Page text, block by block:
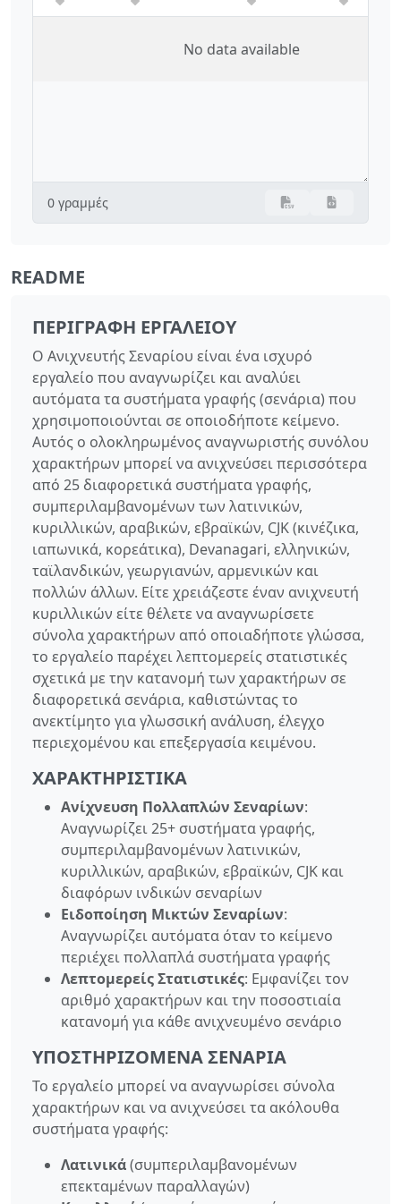
No data available
0 γραμμές
README
ΠΕΡΙΓΡΑΦΉ ΕΡΓΑΛΕΊΟΥ
Ο Ανιχνευτής Σεναρίου είναι ένα ισχυρό
εργαλείο που αναγνωρίζει και αναλύει
αυτόματα τα συστήματα γραφής (σενάρια) που
χρησιμοποιούνται σε οποιοδήποτε κείμενο.
Αυτός ο ολοκληρωμένος αναγνωριστής συνόλου
χαρακτήρων μπορεί να ανιχνεύσει περισσότερα
από 25 διαφορετικά συστήματα γραφής,
συμπεριλαμβανομένων των λατινικών,
κυριλλικών, αραβικών, εβραϊκών, CJK (κινέζικα,
ιαπωνικά, κορεάτικα), Devanagari, ελληνικών,
ταϊλανδικών, γεωργιανών, αρμενικών και
πολλών άλλων. Είτε χρειάζεστε έναν ανιχνευτή
κυριλλικών είτε θέλετε να αναγνωρίσετε
σύνολα χαρακτήρων από οποιαδήποτε γλώσσα,
το εργαλείο παρέχει λεπτομερείς στατιστικές
σχετικά με την κατανομή των χαρακτήρων σε
διαφορετικά σενάρια, καθιστώντας το
ανεκτίμητο για γλωσσική ανάλυση, έλεγχο
περιεχομένου και επεξεργασία κειμένου.
ΧΑΡΑΚΤΗΡΙΣΤΙΚΆ
Ανίχνευση Πολλαπλών Σεναρίων:
Αναγνωρίζει 25+ συστήματα γραφής,
συμπεριλαμβανομένων λατινικών,
κυριλλικών, αραβικών, εβραϊκών, CJK και
διαφόρων ινδικών σεναρίων
Ειδοποίηση Μικτών Σεναρίων:
Αναγνωρίζει αυτόματα όταν το κείμενο
περιέχει πολλαπλά συστήματα γραφής
Λεπτομερείς Στατιστικές: Εμφανίζει τον
αριθμό χαρακτήρων και την ποσοστιαία
κατανομή για κάθε ανιχνευμένο σενάριο
ΥΠΟΣΤΗΡΙΖΌΜΕΝΑ ΣΕΝΆΡΙΑ
Το εργαλείο μπορεί να αναγνωρίσει σύνολα
χαρακτήρων και να ανιχνεύσει τα ακόλουθα
συστήματα γραφής:
Λατινικά(συμπεριλαμβανομένων
επεκταμένων παραλλαγών)